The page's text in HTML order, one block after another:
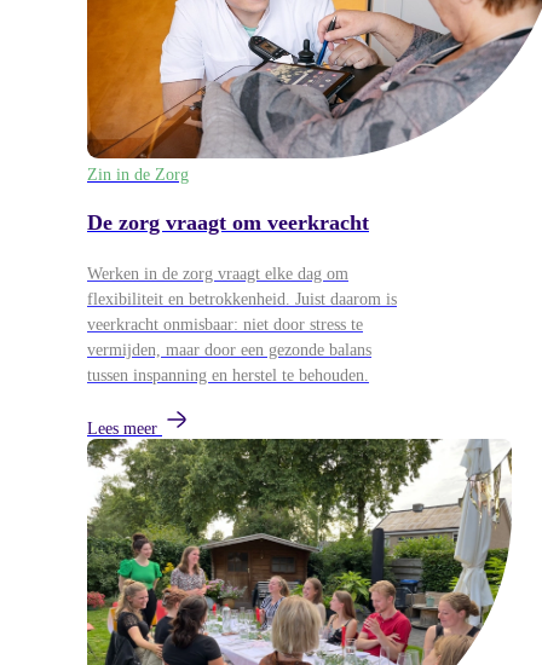
Zin in de Zorg
De zorg vraagt om veerkracht
Werken in de zorg vraagt elke dag om
flexibiliteit en betrokkenheid. Juist daarom is
veerkracht onmisbaar: niet door stress te
vermijden, maar door een gezonde balans
tussen inspanning en herstel te behouden.
Lees meer